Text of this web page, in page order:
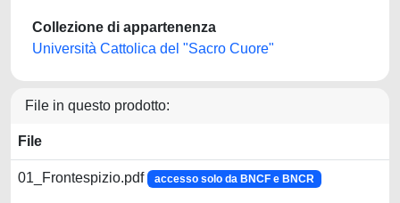
Collezione di appartenenza
Università Cattolica del "Sacro Cuore"
File in questo prodotto:
File
01_Frontespizio.pdf accesso solo da BNCF e BNCR